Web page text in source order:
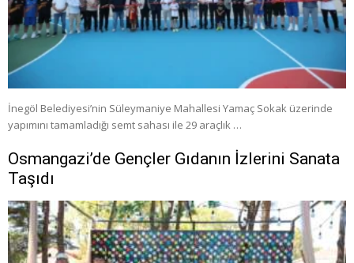
İnegöl Belediyesi’nin Süleymaniye Mahallesi Yamaç Sokak üzerinde
yapımını tamamladığı semt sahası ile 29 araçlık …
Osmangazi’de Gençler Gıdanın İzlerini Sanata
Taşıdı